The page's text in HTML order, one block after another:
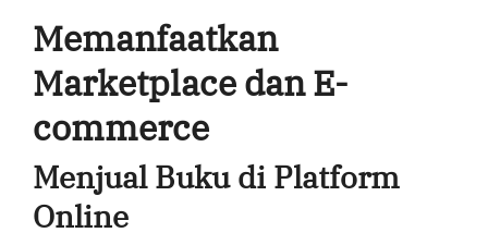
Memanfaatkan
Marketplace dan E-
commerce
Menjual Buku di Platform
Online